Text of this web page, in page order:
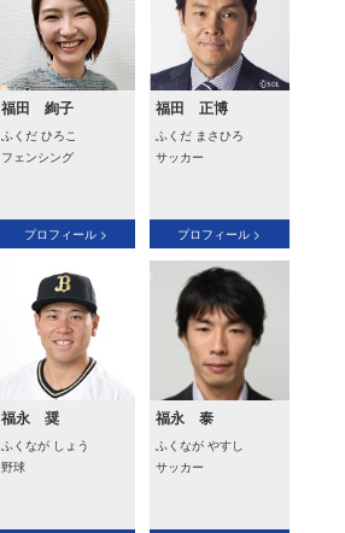
福田 絢子
ふくだ ひろこ
フェンシング
プロフィール >
福田 正博
ふくだ まさひろ
サッカー
プロフィール >
福永 奨
ふくなが しょう
野球
福永 泰
ふくなが やすし
サッカー